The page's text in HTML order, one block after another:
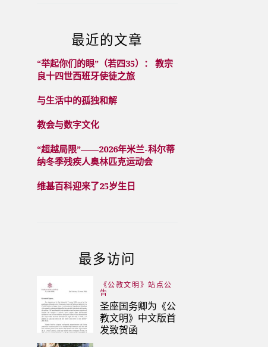
最近的文章
“举起你们的眼”（若四35）： 教宗
良十四世西班牙使徒之旅
与生活中的孤独和解
教会与数字文化
“超越局限”——2026年米兰-科尔蒂
纳冬季残疾人奥林匹克运动会
维基百科迎来了25岁生日
最多访问
《公教文明》站点公
告
圣座国务卿为《公
教文明》中文版首
发致贺函